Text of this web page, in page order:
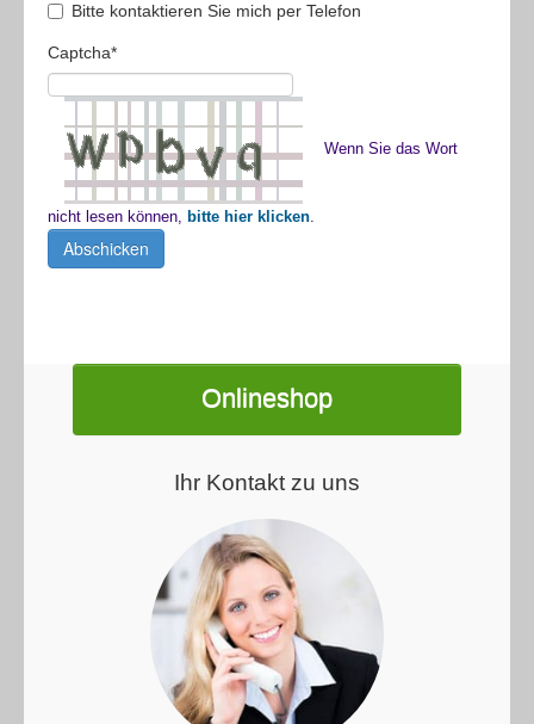
Bitte kontaktieren Sie mich per Telefon
Captcha*
Wenn Sie das Wort
nicht lesen können, bitte hier klicken
Abschicken
Onlineshop
Ihr Kontakt zu uns